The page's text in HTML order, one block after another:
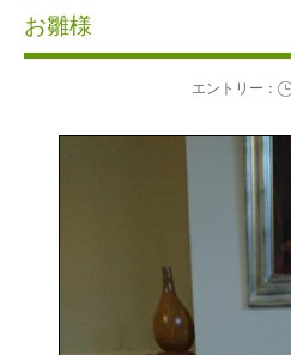
お雛様
エントリー：